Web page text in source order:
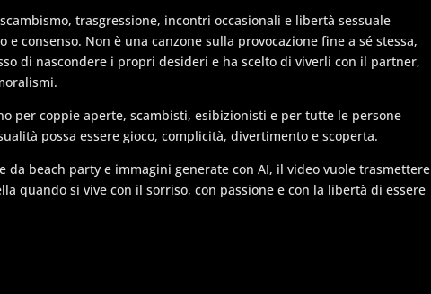
trasgressione, incontri occasionali e libertà sessuale
e consenso. Non è una canzone sulla provocazione fine a sé stessa,
di nascondere i propri desideri e ha scelto di viverli con il partner,
per coppie aperte, scambisti, esibizionisti e per tutte le persone
possa essere gioco, complicità, divertimento e scoperta.
da beach party e immagini generate con AI, il video vuole trasmettere
quando si vive con il sorriso, con passione e con la libertà di essere